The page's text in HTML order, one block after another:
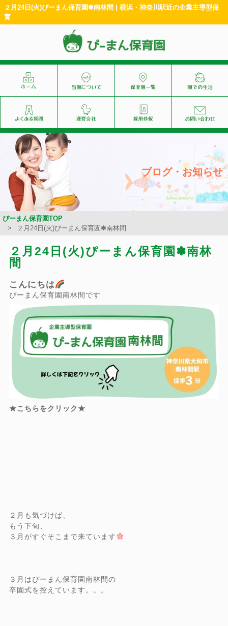
２月24日(火)ぴーまん保育園✽南林間 | 横浜・神奈川駅近の企業主導型保
育
ブログ・お知らせ
ぴーまん保育園TOP
２月24日(火)ぴーまん保育園✽南林間
２月24日(火)ぴーまん保育園✽南林
間
こんにちは
ぴーまん保育園南林間です
★こちらをクリック★
２月も気づけば、
もう下旬、
３月がすぐそこまで来ています
３月はぴーまん保育園南林間の
卒園式を控えています。。。